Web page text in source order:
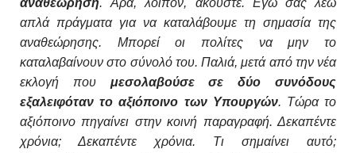
απλά πράγματα για να καταλάβουμε τη σημασία της
αναθεώρησης. Μπορεί οι πολίτες να μην το
καταλαβαίνουν στο σύνολό του. Παλιά, μετά από την νέα
εκλογή που μεσολαβούσε σε δύο συνόδους
εξαλειφόταν το αξιόποινο των Υπουργών. Τώρα το
αξιόποινο πηγαίνει στην κοινή παραγραφή. Δεκαπέντε
χρόνια; Δεκαπέντε χρόνια. Τι σημαίνει αυτό;